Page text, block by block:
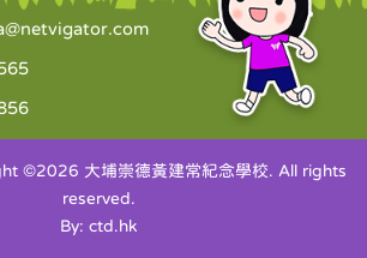
©2026 大埔崇德黃建常紀念學校. All rights
reserved.
By: ctd.hk